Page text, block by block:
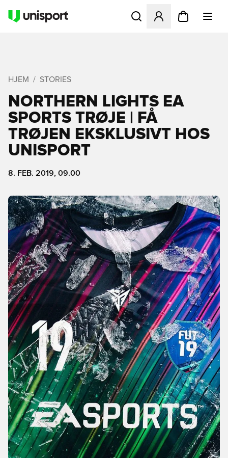
Åbner en Modal til at
HJEM STORIES
NORTHERN LIGHTS EA
SPORTS TRØJE | FÅ
TRØJEN EKSKLUSIVT HOS
UNISPORT
8. FEB. 2019, 09.00